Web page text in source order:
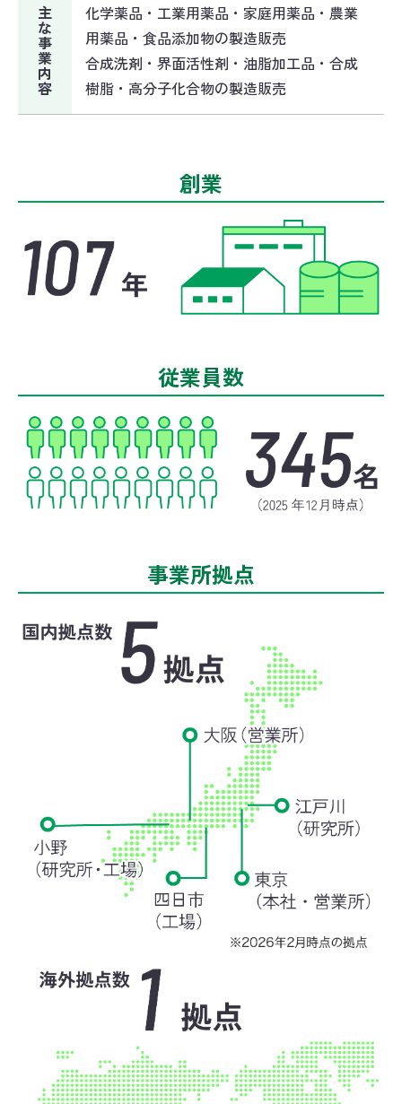
主
な
事
業
内
容
化学薬品・工業用薬品・家庭用薬品・農業
用薬品・食品添加物の製造販売
合成洗剤・界面活性剤・油脂加工品・合成
樹脂・高分子化合物の製造販売
創業
従業員数
事業所拠点